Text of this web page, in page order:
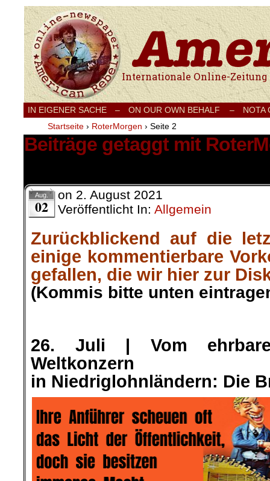
Internationale Onlinezeitung für Frieden,
IN EIGENER SACHE – ON OUR OWN BEHALF –
NOTA
Startseite › RoterMorgen › Seite 2
Beiträge getaggt mit
Aug.
02
on 2. August 2021
Veröffentlicht In: Allgemein
Zurückblickend auf die
einige kommentierbare
gefallen, die wir hier zur
(Kommis bitte unten
26. Juli | Vom
Weltkonzern
in Niedriglohnländern: Die